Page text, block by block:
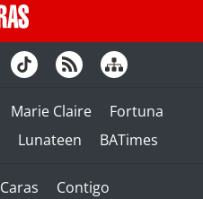
Marie Claire
Fortuna
Lunateen BATimes
Caras Contigo